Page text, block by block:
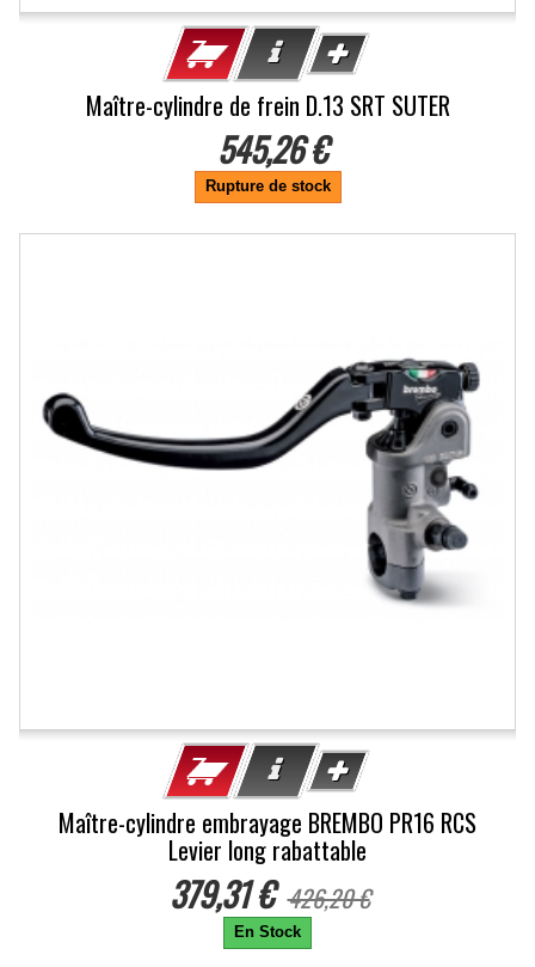
Maître-cylindre de frein D.13 SRT SUTER
545,26 €
Rupture de stock
Maître-cylindre embrayage BREMBO PR16 RCS
Levier long rabattable
379,31 € 426,20 €
En Stock